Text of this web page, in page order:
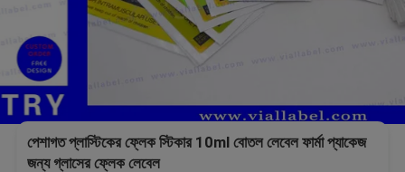
পেশাগত প্লাস্টিকের ফ্লেক স্টিকার 10ml বোতল লেবেল ফার্মা প্যাকেজ
জন্য গ্লাসের ফ্লেক লেবেল